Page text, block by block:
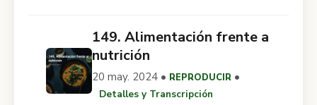
149. Alimentación frente a
nutrición
20 may. 2024 • REPRODUCIR •
Detalles y Transcripción